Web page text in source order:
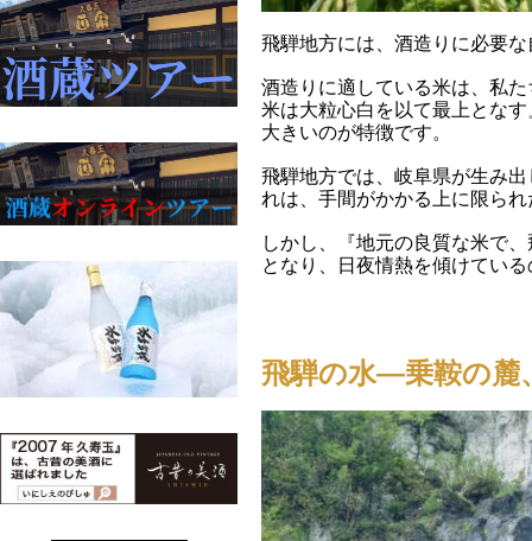
飛騨地方には、酒造りに必要
酒造りに適している米は、私
米は大粒心白を以て最上とな
大きいのが特徴です。
飛騨地方では、岐阜県が生み
れは、手間がかかる上に限ら
しかし、『地元の良質な米で
となり、日夜情熱を傾けてい
飛騨の水―乗鞍の麓